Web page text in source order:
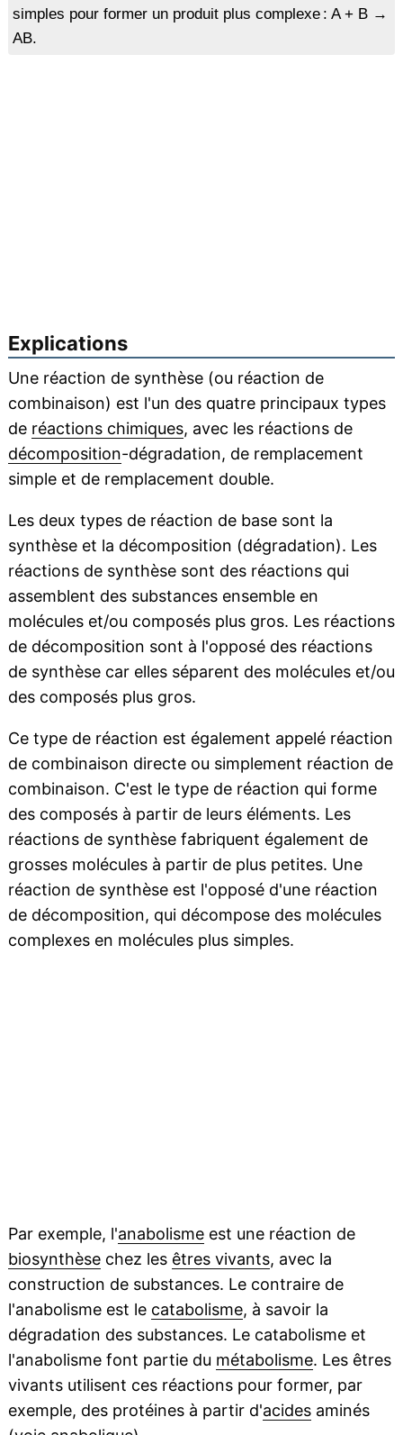
simples pour former un produit plus complexe : A + B →
AB.
Explications
Une réaction de synthèse (ou réaction de
combinaison) est l'un des quatre principaux types
de réactions chimiques, avec les réactions de
décomposition-dégradation, de remplacement
simple et de remplacement double.
Les deux types de réaction de base sont la
synthèse et la décomposition (dégradation). Les
réactions de synthèse sont des réactions qui
assemblent des substances ensemble en
molécules et/ou composés plus gros. Les réactions
de décomposition sont à l'opposé des réactions
de synthèse car elles séparent des molécules et/ou
des composés plus gros.
Ce type de réaction est également appelé réaction
de combinaison directe ou simplement réaction de
combinaison. C'est le type de réaction qui forme
des composés à partir de leurs éléments. Les
réactions de synthèse fabriquent également de
grosses molécules à partir de plus petites. Une
réaction de synthèse est l'opposé d'une réaction
de décomposition, qui décompose des molécules
complexes en molécules plus simples.
Par exemple, l'anabolismeest une réaction de
biosynthèsechez les êtres vivants, avec la
construction de substances. Le contraire de
l'anabolisme est le catabolisme, à savoir la
dégradation des substances. Le catabolisme et
l'anabolisme font partie du métabolisme. Les êtres
vivants utilisent ces réactions pour former, par
exemple, des protéines à partir d'acidesaminés